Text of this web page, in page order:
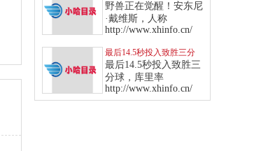
哥”飙纪录成“侠客”后队史
第一人
野兽正在觉醒！安东尼
·戴维斯，人称
http://www.xhinfo.cn/
最后14.5秒投入致胜三分
球！库里率勇士击败西部
龙头爵士
最后14.5秒投入致胜三
分球，库里率
http://www.xhinfo.cn/